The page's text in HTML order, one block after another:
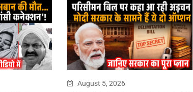
August 5, 2026